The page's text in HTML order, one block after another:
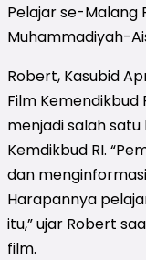
Pelajar se-Malang
Muhammadiyah-
Robert, Kasubid
Film
menjadi salah
Kemdikbud RI.
dan
Harapannya
itu,” ujar Robert
film.